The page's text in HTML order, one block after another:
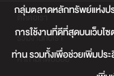
ติดต่อเรา
ร่วมงานกับเรา
คำถามที่พบบ่อย
กลุ่มตลาดหลักทรัพย์แห่งป
การใช้งานที่ดีที่สุดบนเว็บ
ท่าน รวมทั้งเพื่อช่วยเพิ่มปร